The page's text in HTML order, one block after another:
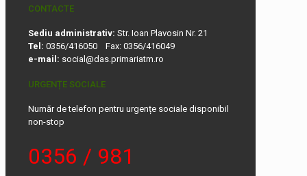
CONTACTE
Sediu administrativ: Str. Ioan Plavosin Nr. 21
Tel: 0356/416050 Fax: 0356/416049
e-mail: social@das.primariatm.ro
URGENȚE SOCIALE
Număr de telefon pentru urgențe sociale disponibil
non-stop
0356 / 981